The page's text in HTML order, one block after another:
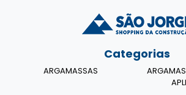
Categorias
ARGAMASSAS